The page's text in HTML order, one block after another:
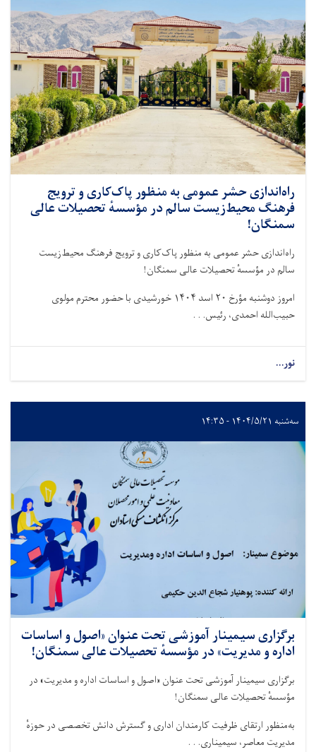
راه‌اندازی حشر عمومی به منظور پاک‌کاری و ترویج
فرهنگ محیط‌زیست سالم در مؤسسهٔ تحصیلات عالی
سمنگان!
راه‌اندازی حشر عمومی به منظور پاک‌کاری و ترویج فرهنگ محیط‌زیست
سالم در مؤسسهٔ تحصیلات عالی سمنگان!
امروز دوشنبه مؤرخ ۲۰ اسد ۱۴۰۴ خورشیدی با حضور محترم مولوی
حبیب‌الله احمدی، رئیس. . .
نور...
سه‌شنبه ۱۴۰۴/۵/۲۱ - ۱۴:۳۵
برگزاری سیمینار آموزشی تحت عنوان «اصول و اساسات
اداره و مدیریت» در مؤسسهٔ تحصیلات عالی سمنگان!
برگزاری سیمینار آموزشی تحت عنوان «اصول و اساسات اداره و مدیریت» در
مؤسسهٔ تحصیلات عالی سمنگان!
به‌منظور ارتقای ظرفیت‌ کارمندان اداری و گسترش دانش تخصصی در حوزهٔ
مدیریت معاصر، سیمیناری. . .